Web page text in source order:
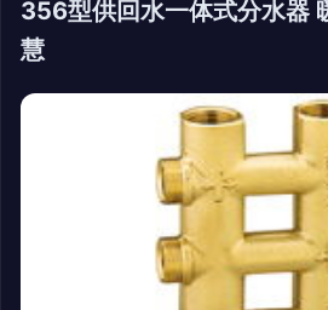
356型供回水一体式分水器
慧